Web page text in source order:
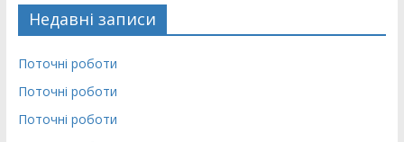
Недавні записи
Поточні роботи
Поточні роботи
Поточні роботи